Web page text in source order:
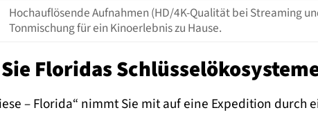
Hochauflösende Aufnahmen (HD/4K-Qualität bei Streaming
Tonmischung für ein Kinoerlebnis zu Hause.
Floridas
– Florida“ nimmt Sie mit auf eine Expedition